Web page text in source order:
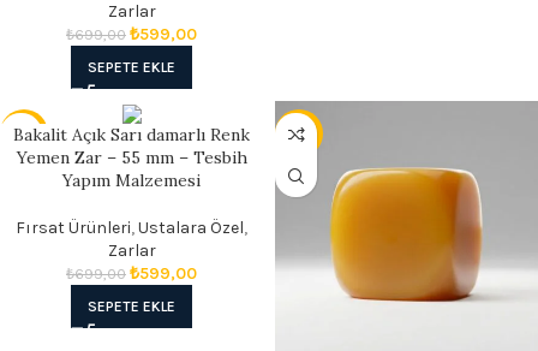
Zarlar
₺699,00 ₺599,00
SEPETE EKLE
- 14%
Bakalit Açık Sarı damarlı Renk
Yemen Zar – 55 mm – Tesbih
Yapım Malzemesi
Fırsat Ürünleri,Ustalara Özel,
Zarlar
₺699,00 ₺599,00
SEPETE EKLE
- 17%